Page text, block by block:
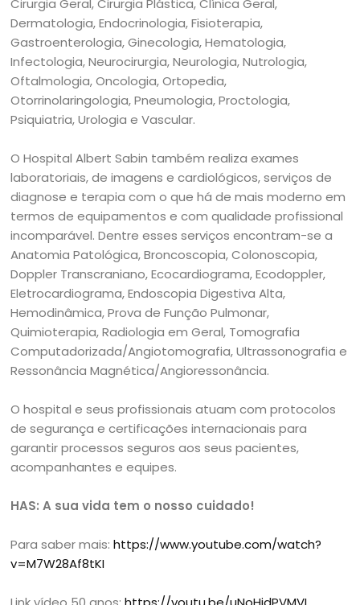
Cirurgia Geral, Cirurgia Plástica, Clínica Geral,
Dermatologia, Endocrinologia, Fisioterapia,
Gastroenterologia, Ginecologia, Hematologia,
Infectologia, Neurocirurgia, Neurologia, Nutrologia,
Oftalmologia, Oncologia, Ortopedia,
Otorrinolaringologia, Pneumologia, Proctologia,
Psiquiatria, Urologia e Vascular.
O Hospital Albert Sabin também realiza exames
laboratoriais, de imagens e cardiológicos, serviços de
diagnose e terapia com o que há de mais moderno em
termos de equipamentos e com qualidade profissional
incomparável. Dentre esses serviços encontram-se a
Anatomia Patológica, Broncoscopia, Colonoscopia,
Doppler Transcraniano, Ecocardiograma, Ecodoppler,
Eletrocardiograma, Endoscopia Digestiva Alta,
Hemodinâmica, Prova de Função Pulmonar,
Quimioterapia, Radiologia em Geral, Tomografia
Computadorizada/Angiotomografia, Ultrassonografia e
Ressonância Magnética/Angioressonância.
O hospital e seus profissionais atuam com protocolos
de segurança e certificações internacionais para
garantir processos seguros aos seus pacientes,
acompanhantes e equipes.
HAS: A sua vida tem o nosso cuidado!
Para saber mais:https://www.youtube.com/watch?
v=M7W28Af8tKI